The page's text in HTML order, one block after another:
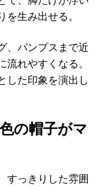
生み出せる。
、パンプスまで近
れやすくなる。
した印象を演出し
の帽子がマ
すっきりした雰囲